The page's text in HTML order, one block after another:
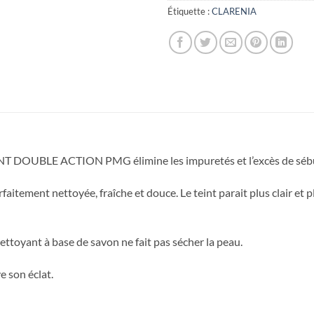
Étiquette :CLARENIA
DOUBLE ACTION PMG élimine les impuretés et l’excès de
nettoyée, fraîche et douce. Le teint parait plus clair et
à base de savon ne fait pas sécher la peau.
son éclat.